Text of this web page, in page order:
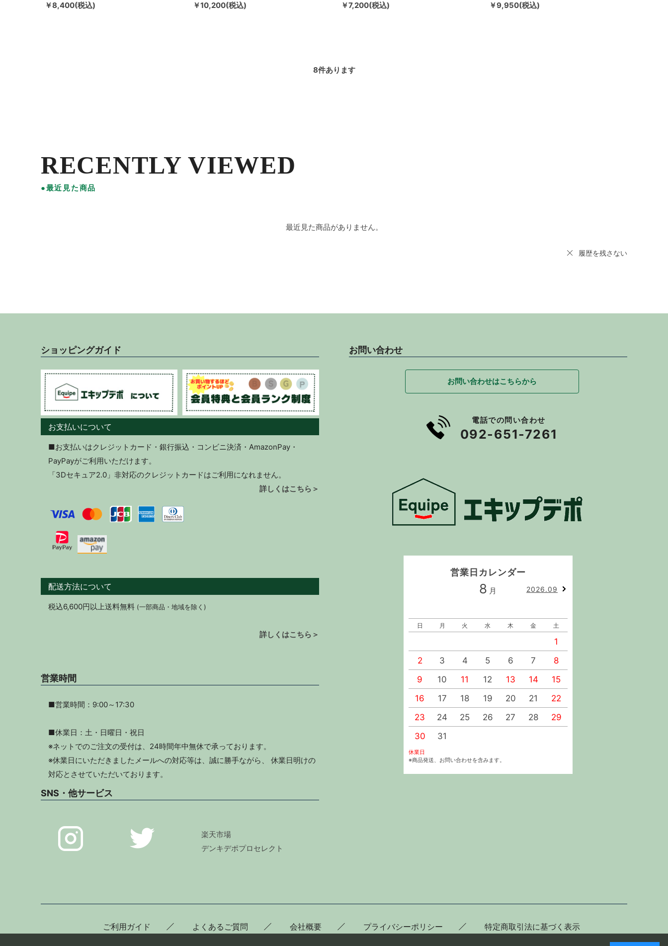
￥8,400(税込)
￥10,200(税込)
￥7,200(税込)
￥9,950(税込)
8件あります
RECENTLY VIEWED
●最近見た商品
最近見た商品がありません。
履歴を残さない
ショッピングガイド
お支払いについて
■お支払いはクレジットカード・銀行振込・コンビニ決済・AmazonPay・
PayPayがご利用いただけます。
「3Dセキュア2.0」非対応のクレジットカードはご利用になれません。
詳しくはこちら＞
配送方法について
税込6,600円以上送料無料 (一部商品・地域を除く)
詳しくはこちら＞
営業時間
■営業時間：9:00～17:30
■休業日：土・日曜日・祝日
※ネットでのご注文の受付は、24時間年中無休で承っております。
※休業日にいただきましたメールへの対応等は、誠に勝手ながら、 休業日明けの
対応とさせていただいております。
SNS・他サービス
楽天市場
デンキデポプロセレクト
お問い合わせ
お問い合わせはこちらから
電話での問い合わせ
092-651-7261
営業日カレンダー
8 月 2026.09
日 月 火 水 木 金 土
1
2
3 4 5 6 7
8
9
10 11 12 13 14
15
16
17 18 19 20 21
22
23
24 25 26 27 28
29
30
31
休業日
※商品発送、お問い合わせを含みます。
ご利用ガイド よくあるご質問 会社概要 プライバシーポリシー 特定商取引法に基づく表示